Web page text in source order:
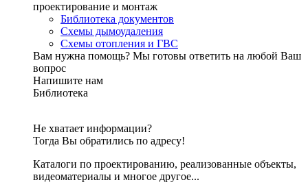
проектирование и монтаж
Библиотека документов
Схемы дымоудаления
Схемы отопления и ГВС
Вам нужна помощь? Мы готовы ответить на любой Ваш
вопрос
Напишите нам
Библиотека
Не хватает информации?
Тогда Вы обратились по адресу!
Каталоги по проектированию, реализованные объекты,
видеоматериалы и многое другое...